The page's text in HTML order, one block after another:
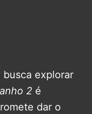
busca explorar
2 é
dar o